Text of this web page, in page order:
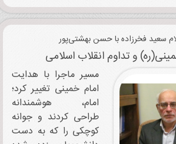
سعید فخرزاده با حسن بهشتی‌پور
و تداوم انقلاب اسلامی
مسیر ماجرا با هدایت
امام خمینی تغییر کرد؛
امام، هوشمندانه
طراحی کردند و جوانه‌
کوچکی را که به دست